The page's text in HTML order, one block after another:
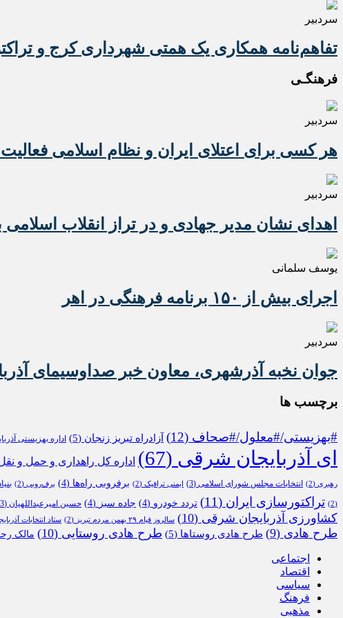
سردبیر
تفاهم‌نامه همکاری یک همتی شهرداری کرج و
فرهنگـی
سردبیر
هر کسی برای اعتلای ایران و نظام اسلامی
سردبیر
اهدای نشان مدیر جهادی و در تراز انقلاب
یوسف سلمانی
اجرای بیش از ۱۵۰ برنامه فرهنگی در اهر
سردبیر
جوان نخبه آذرشهری، معاون خبر صداوسیمای
برچسب ها
#بهزیستی/#معلول/#صحاف (12) آزادراه تبریز زنجان (5) اداره بهزیستی
ای آذربایجان شرقی (67) اداره کل راهداری و حمل و
رهبری (2) انتخابات مجلس شورای اسلامی (3) ایمنی ترافیک (2) برفروبی راه‌ها (4) برف‌روبی (2)
(2) تراکتورسازی ایران (11) تردد خودرو (4) جاده سبز (4) حسین امیرعبداللهیان (3)
کشاورزی آذربایجان شرقی (10) سالروز قیام ۲۹ بهمن مردم تبریز (2) ستاد انتخابات
طرح هادی (9) طرح هادی روستاها (5) طرح هادی روستایی (10) مالک
اجتماعی
اقتصاد
سیاسی
فرهنگ
مذهبی